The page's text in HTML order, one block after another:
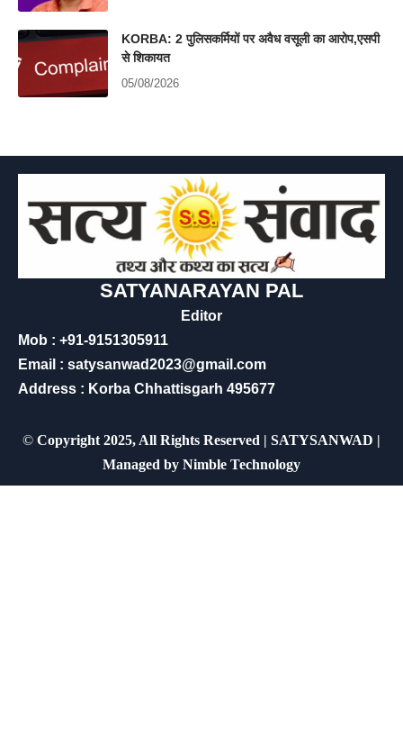
KORBA: 2 पुलिसकर्मियों पर अवैध वसूली का आरोप,एसपी
से शिकायत
05/08/2026
SATYANARAYAN PAL
Editor
Mob : +91-9151305911
Email : satysanwad2023@gmail.com
Address : Korba Chhattisgarh 495677
© Copyright 2025, All Rights Reserved | SATYSANWAD |
Managed by Nimble Technology